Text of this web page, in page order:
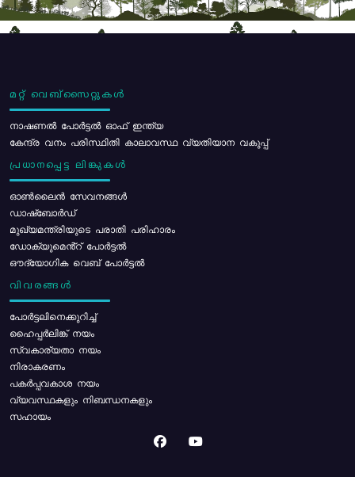
മറ്റ് വെബ്സൈറ്റുകൾ
നാഷണൽ പോർട്ടൽ ഓഫ് ഇന്ത്യ
കേന്ദ്ര വനം പരിസ്ഥിതി കാലാവസ്ഥ വ്യതിയാന വകുപ്പ്
പ്രധാനപ്പെട്ട ലിങ്കുകൾ
ഓൺലൈൻ സേവനങ്ങൾ
ഡാഷ്ബോർഡ്
മുഖ്യമന്ത്രിയുടെ പരാതി പരിഹാരം
ഡോക്യുമെൻ്റ് പോർട്ടൽ
ഔദ്യോഗിക വെബ് പോർട്ടൽ
വിവരങ്ങൾ
പോര്‍ട്ടലിനെക്കുറിച്ച്
ഹൈപ്പർലിങ്ക് നയം
സ്വകാര്യതാ നയം
നിരാകരണം
പകർപ്പവകാശ നയം
വ്യവസ്ഥകളും നിബന്ധനകളും
സഹായം